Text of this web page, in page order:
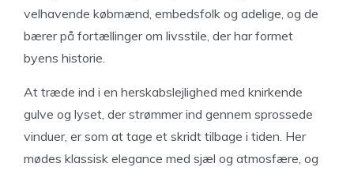
velhavende købmænd, embedsfolk og adelige, og de
bærer på fortællinger om livsstile, der har formet
byens historie.
At træde ind i en herskabslejlighed med knirkende
gulve og lyset, der strømmer ind gennem sprossede
vinduer, er som at tage et skridt tilbage i tiden. Her
mødes klassisk elegance med sjæl og atmosfære, og